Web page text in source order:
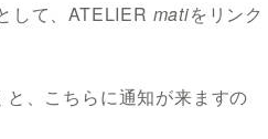
して、ATELIER matiをリンク
、こちらに通知が来ますの